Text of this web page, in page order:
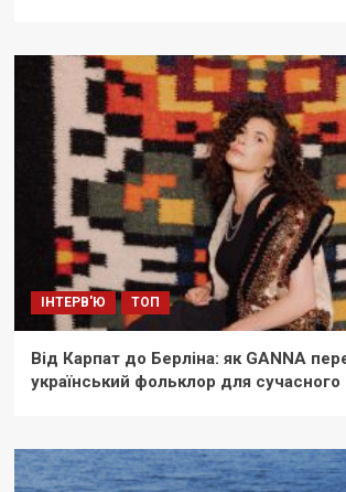
ІНТЕРВ'Ю ТОП
Від Карпат до Берліна: як GANNA
український фольклор для сучасного